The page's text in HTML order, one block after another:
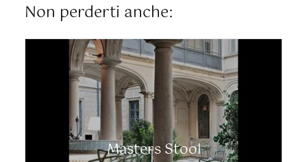
Non perderti anche:
Masters Stool